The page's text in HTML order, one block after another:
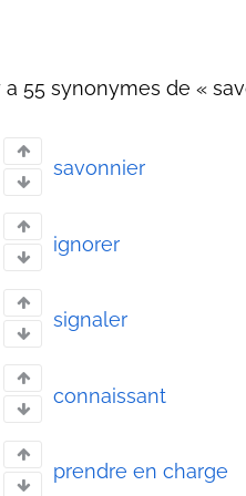
a 55 synonymes de «
savonnier
ignorer
signaler
connaissant
prendre en charge